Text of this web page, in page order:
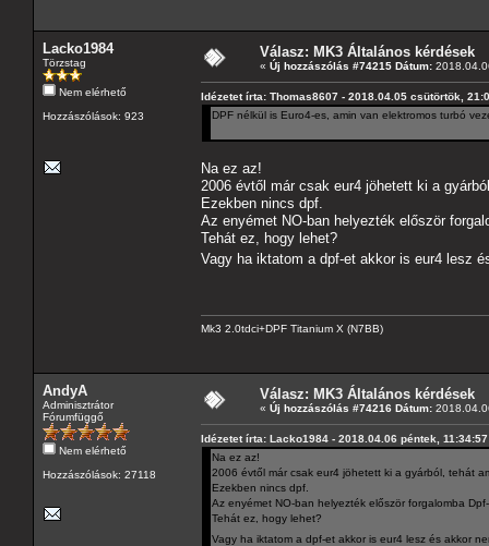
Lacko1984
Törzstag
Nem elérhető
Hozzászólások: 923
Válasz: MK3 Általános kérdések
« Új hozzászólás #74215 Dátum:
Idézetet írta: Thomas8607 - 2018.04.05 csütörtök,
DPF nélkül is Euro4-es, amin van elektromos turbó
Na ez az!
2006 évtől már csak eur4 jöhetett ki a
Ezekben nincs dpf.
Az enyémet NO-ban helyezték először
Tehát ez, hogy lehet?
Vagy ha iktatom a dpf-et akkor is eur4 lesz
Mk3 2.0tdci+DPF Titanium X (N7BB)
AndyA
Adminisztrátor
Fórumfüggő
Nem elérhető
Hozzászólások: 27118
Válasz: MK3 Általános kérdések
« Új hozzászólás #74216 Dátum:
Idézetet írta: Lacko1984 - 2018.04.06 péntek, 11:34:57
Na ez az!
2006 évtől már csak eur4 jöhetett ki a gyárból, tehát
Ezekben nincs dpf.
Az enyémet NO-ban helyezték először forgalomba
Tehát ez, hogy lehet?
Vagy ha iktatom a dpf-et akkor is eur4 lesz és akkor